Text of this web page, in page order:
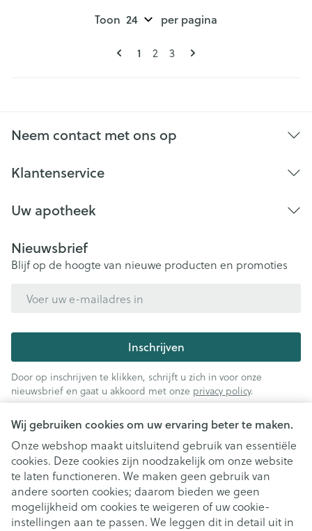
Wij gebruiken cookies om uw ervaring beter te maken.
Onze webshop maakt uitsluitend gebruik van essentiële
cookies. Deze cookies zijn noodzakelijk om onze website
te laten functioneren. We maken geen gebruik van
andere soorten cookies; daarom bieden we geen
mogelijkheid om cookies te weigeren of uw cookie-
instellingen aan te passen. We leggen dit in detail uit in
Pagina's
U lees momenteel pagina
1 Pagina
2 Pagina
3
Toon per pagina
Neem contact met ons op
Klantenservice
Uw apotheek
Nieuwsbrief
Blijf op de hoogte van nieuwe producten en promoties
Inschrijven
Door op inschrijven te klikken, schrijft u zich in voor onze
nieuwsbrief en gaat u akkoord met onze privacy policy.